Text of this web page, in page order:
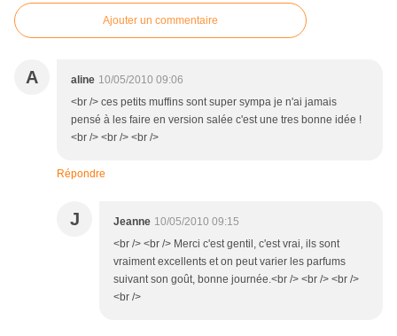
Ajouter un commentaire
A aline 10/05/2010 09:06
<br /> ces petits muffins sont super sympa je n'ai jamais
pensé à les faire en version salée c'est une tres bonne idée !
<br /> <br /> <br />
Répondre
J Jeanne 10/05/2010 09:15
<br /> <br /> Merci c'est gentil, c'est vrai, ils sont
vraiment excellents et on peut varier les parfums
suivant son goût, bonne journée.<br /> <br /> <br />
<br />